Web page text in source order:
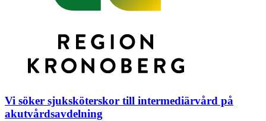
Vi söker sjuksköterskor till intermediärvård på
akutvårdsavdelning